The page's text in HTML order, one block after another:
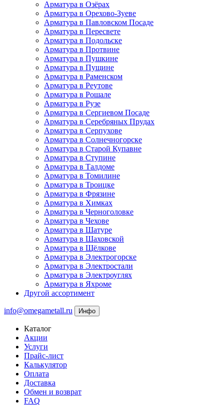
Арматура в Озёрах
Арматура в Орехово-Зуеве
Арматура в Павловском Посаде
Арматура в Пересвете
Арматура в Подольске
Арматура в Протвине
Арматура в Пушкине
Арматура в Пущине
Арматура в Раменском
Арматура в Реутове
Арматура в Рошале
Арматура в Рузе
Арматура в Сергиевом Посаде
Арматура в Серебряных Прудах
Арматура в Серпухове
Арматура в Солнечногорске
Арматура в Старой Купавне
Арматура в Ступине
Арматура в Талдоме
Арматура в Томилине
Арматура в Троицке
Арматура в Фрязине
Арматура в Химках
Арматура в Черноголовке
Арматура в Чехове
Арматура в Шатуре
Арматура в Шаховской
Арматура в Щёлкове
Арматура в Электрогорске
Арматура в Электростали
Арматура в Электроуглях
Арматура в Яхроме
Другой ассортимент
info@omegametall.ru Инфо
Каталог
Акции
Услуги
Прайс-лист
Калькулятор
Оплата
Доставка
Обмен и возврат
FAQ